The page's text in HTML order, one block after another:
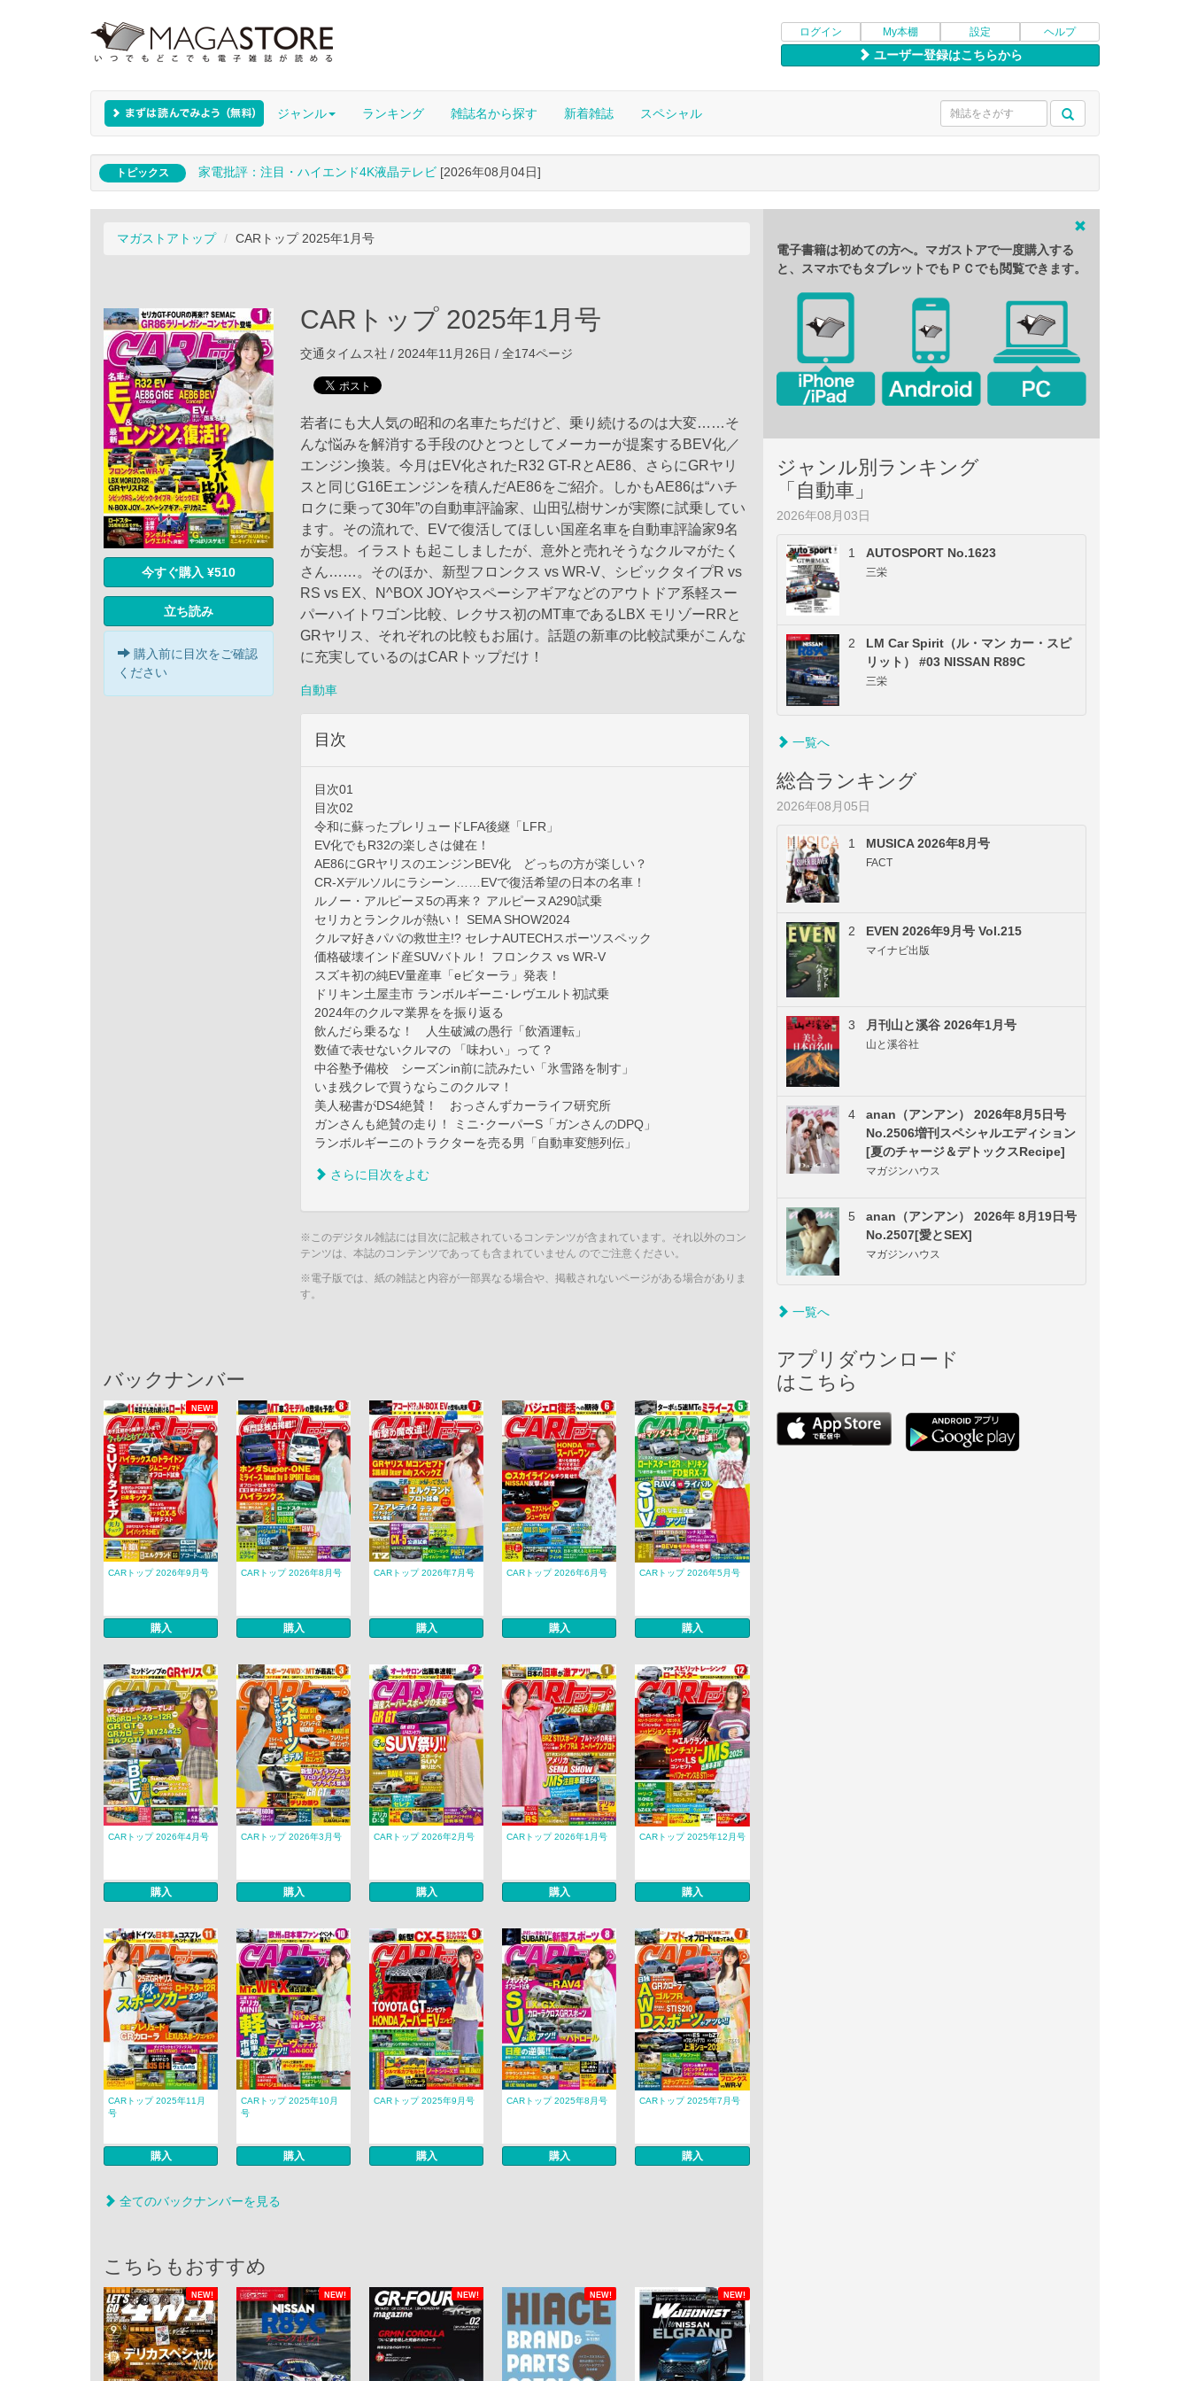
ログイン My本棚 設定 ヘルプ
ユーザー登録はこちらから
ジャンル ランキング 雑誌名から探す 新着雑誌 スペシャル
トピックス 家電批評：注目・ハイエンド4K液晶テレビ [2026年08月04日]
マガストアトップ CARトップ 2025年1月号
今すぐ購入 ¥510
立ち読み
購入前に目次をご確認
ください
CARトップ 2025年1月号
交通タイムス社 / 2024年11月26日 / 全174ページ
若者にも大人気の昭和の名車たちだけど、乗り続けるのは大変……そ
んな悩みを解消する手段のひとつとしてメーカーが提案するBEV化／
エンジン換装。今月はEV化されたR32 GT-RとAE86、さらにGRヤリ
スと同じG16Eエンジンを積んだAE86をご紹介。しかもAE86は“ハチ
ロクに乗って30年”の自動車評論家、山田弘樹サンが実際に試乗してい
ます。その流れで、EVで復活してほしい国産名車を自動車評論家9名
が妄想。イラストも起こしましたが、意外と売れそうなクルマがたく
さん……。そのほか、新型フロンクス vs WR-V、シビックタイプR vs
RS vs EX、N^BOX JOYやスペーシアギアなどのアウトドア系軽スー
パーハイトワゴン比較、レクサス初のMT車であるLBX モリゾーRRと
GRヤリス、それぞれの比較もお届け。話題の新車の比較試乗がこんな
に充実しているのはCARトップだけ！
自動車
目次
目次01
目次02
令和に蘇ったプレリュードLFA後継「LFR」
EV化でもR32の楽しさは健在！
AE86にGRヤリスのエンジンBEV化 どっちの方が楽しい？
CR-Xデルソルにラシーン……EVで復活希望の日本の名車！
ルノー・アルピーヌ5の再来？ アルピーヌA290試乗
セリカとランクルが熱い！ SEMA SHOW2024
クルマ好きパパの救世主!? セレナAUTECHスポーツスペック
価格破壊インド産SUVバトル！ フロンクス vs WR-V
スズキ初の純EV量産車「eビターラ」発表！
ドリキン土屋圭市 ランボルギーニ･レヴエルト初試乗
2024年のクルマ業界をを振り返る
飲んだら乗るな！ 人生破滅の愚行「飲酒運転」
数値で表せないクルマの 「味わい」って？
中谷塾予備校 シーズンin前に読みたい「氷雪路を制す」
いま残クレで買うならこのクルマ！
美人秘書がDS4絶賛！ おっさんずカーライフ研究所
ガンさんも絶賛の走り！ ミニ･クーパーS「ガンさんのDPQ」
ランボルギーニのトラクターを売る男「自動車変態列伝」
さらに目次をよむ
※このデジタル雑誌には目次に記載されているコンテンツが含まれています。それ以外のコン
テンツは、本誌のコンテンツであっても含まれていません のでご注意ください。
※電子版では、紙の雑誌と内容が一部異なる場合や、掲載されないページがある場合がありま
す。
バックナンバー
NEW!
CARトップ 2026年9月号
購入
CARトップ 2026年8月号
購入
CARトップ 2026年7月号
購入
CARトップ 2026年6月号
購入
CARトップ 2026年5月号
購入
CARトップ 2026年4月号
購入
CARトップ 2026年3月号
購入
CARトップ 2026年2月号
購入
CARトップ 2026年1月号
購入
CARトップ 2025年12月号
購入
CARトップ 2025年11月
号
購入
CARトップ 2025年10月
号
購入
CARトップ 2025年9月号
購入
CARトップ 2025年8月号
購入
CARトップ 2025年7月号
購入
全てのバックナンバーを見る
こちらもおすすめ
NEW! NEW! NEW! NEW! NEW!
電子書籍は初めての方へ。マガストアで一度購入する
と、スマホでもタブレットでもＰＣでも閲覧できます。
ジャンル別ランキング
「自動車」
2026年08月03日
1 AUTOSPORT No.1623
三栄
2
LM Car Spirit（ル・マン カー・スピ
リット） #03 NISSAN R89C
三栄
一覧へ
総合ランキング
2026年08月05日
1 MUSICA 2026年8月号
FACT
2 EVEN 2026年9月号 Vol.215
マイナビ出版
3 月刊山と溪谷 2026年1月号
山と溪谷社
4
anan（アンアン） 2026年8月5日号
No.2506増刊スペシャルエディション
[夏のチャージ＆デトックスRecipe]
マガジンハウス
5
anan（アンアン） 2026年 8月19日号
No.2507[愛とSEX]
マガジンハウス
一覧へ
アプリダウンロード
はこちら